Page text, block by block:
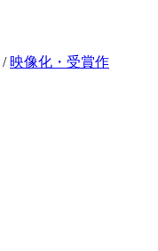
/ 映像化・受賞作